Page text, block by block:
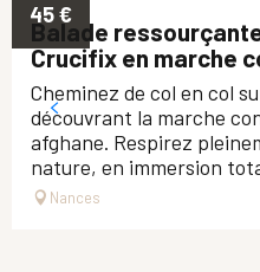
45€
Balade
Crucifix en marche
Cheminez de col en col
découvrant la marche
afghane. Respirez
nature, en immersion
Nances